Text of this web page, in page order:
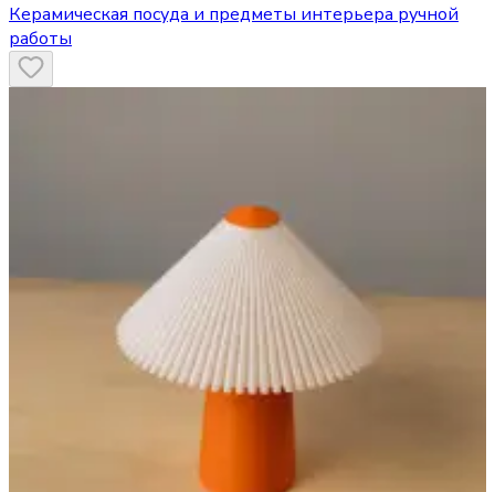
Керамическая посуда и предметы интерьера ручной
работы